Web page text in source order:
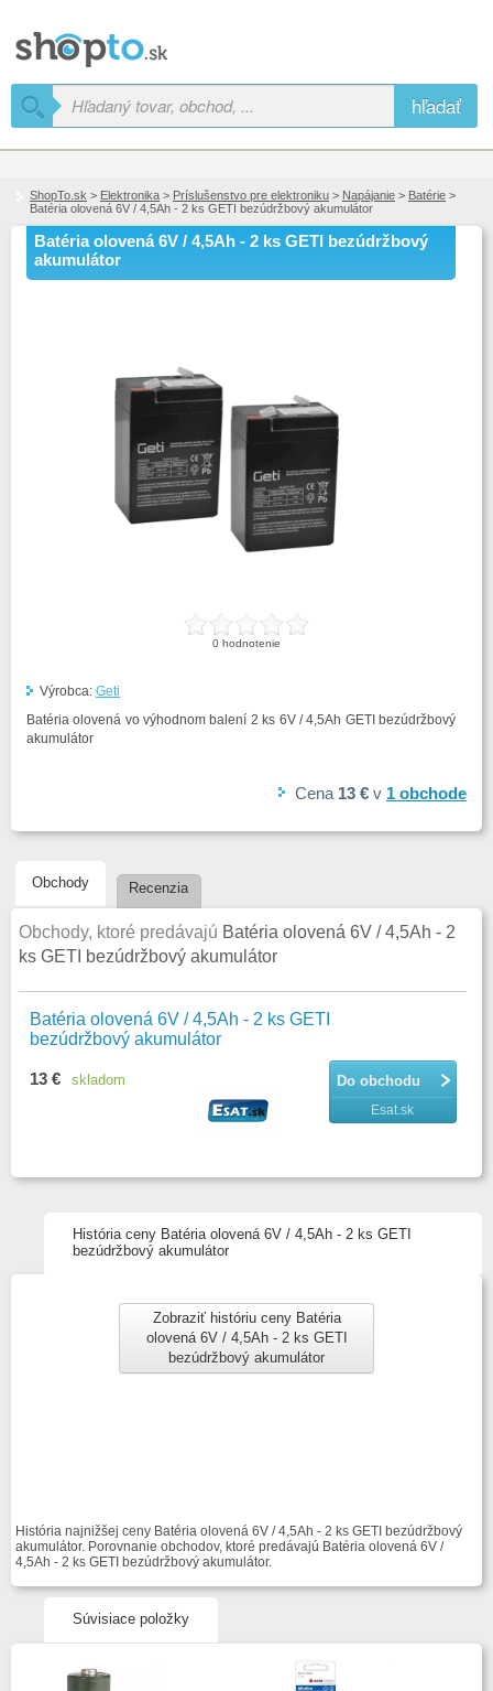
hľadať
ShopTo.sk > Elektronika > Príslušenstvo pre elektroniku > Napájanie > Batérie >
Batéria olovená 6V / 4,5Ah - 2 ks GETI bezúdržbový akumulátor
Batéria olovená 6V / 4,5Ah - 2 ks GETI bezúdržbový
akumulátor
0 hodnotenie
Výrobca: Geti
Batéria olovená vo výhodnom balení 2 ks 6V / 4,5Ah GETI bezúdržbový
akumulátor
Cena 13 € v 1 obchode
Obchody Recenzia
Obchody, ktoré predávajú Batéria olovená 6V / 4,5Ah - 2
ks GETI bezúdržbový akumulátor
Batéria olovená 6V / 4,5Ah - 2 ks GETI
bezúdržbový akumulátor
Do obchodu
Esat.sk
13 € skladom
História ceny Batéria olovená 6V / 4,5Ah - 2 ks GETI
bezúdržbový akumulátor
Zobraziť históriu ceny Batéria
olovená 6V / 4,5Ah - 2 ks GETI
bezúdržbový akumulátor
História najnižšej ceny Batéria olovená 6V / 4,5Ah - 2 ks GETI bezúdržbový
akumulátor. Porovnanie obchodov, ktoré predávajú Batéria olovená 6V /
4,5Ah - 2 ks GETI bezúdržbový akumulátor.
Súvisiace položky